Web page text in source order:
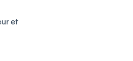
et